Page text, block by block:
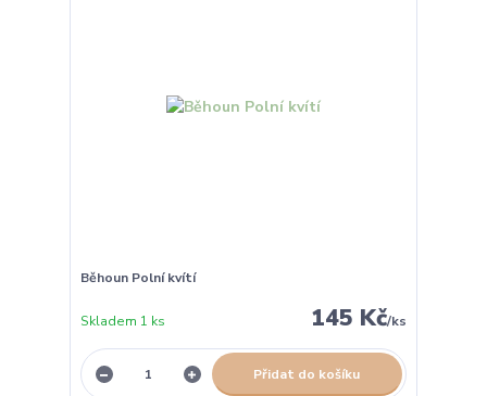
Běhoun Polní kvítí
145 Kč/ks
Skladem 1 ks
Přidat do košíku